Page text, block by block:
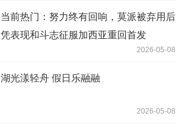
当前热门：努力终有回响，莫派被弃用后
凭表现和斗志征服加西亚重回首发
2026-05-08
湖光漾轻舟 假日乐融融
2026-05-08